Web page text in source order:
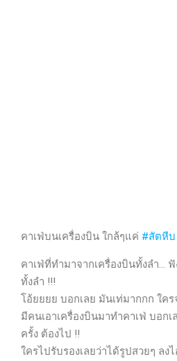
คาเฟ่บนเครื่องบิน ใกล้ๆแค่ #สัตหีบ
คาเฟ่ที่ทำมาจากเครื่องบินทั้งลำ…
ทั้งลำ !!!
โอ้ยยยย บอกเลย มันเท่มากกก ใค
มีคนเอาเครื่องบินมาทำคาเฟ่ บอก
ครั้ง ต้องไป !!
ใครไปรับรองเลยว่าได้รูปสวยๆ ลง